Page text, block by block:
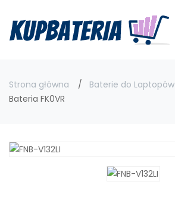
Strona główna Baterie do Laptopów
Bateria FK0VR